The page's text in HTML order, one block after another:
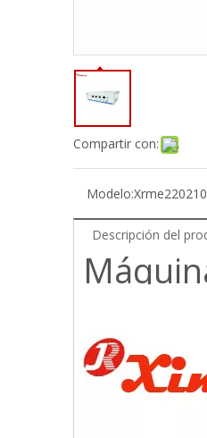
Compartir con:
Modelo:
Descripción del